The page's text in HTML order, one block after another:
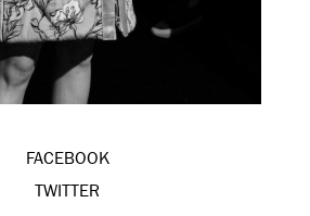
FACEBOOK
TWITTER